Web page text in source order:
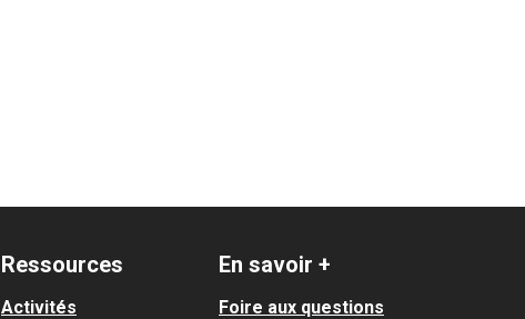
Ressources
Activités
En savoir +
Foire aux questions